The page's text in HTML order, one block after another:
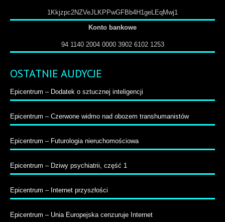
1Kkjzpc2NZVeJLKPPwGFBb4H1geLEqMwj1
Konto bankowe
94 1140 2004 0000 3902 6102 1253
OSTATNIE AUDYCJE
Epicentrum – Dodatek o sztucznej inteligencji
Epicentrum – Czerwone widmo nad obozem transhumanistów
Epicentrum – Futurologia nieruchomościowa
Epicentrum – Dziwy psychiatrii, część 1
Epicentrum – Internet przyszłości
Epicentrum – Unia Europejska cenzuruje Internet